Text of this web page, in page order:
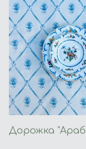
Дорожка